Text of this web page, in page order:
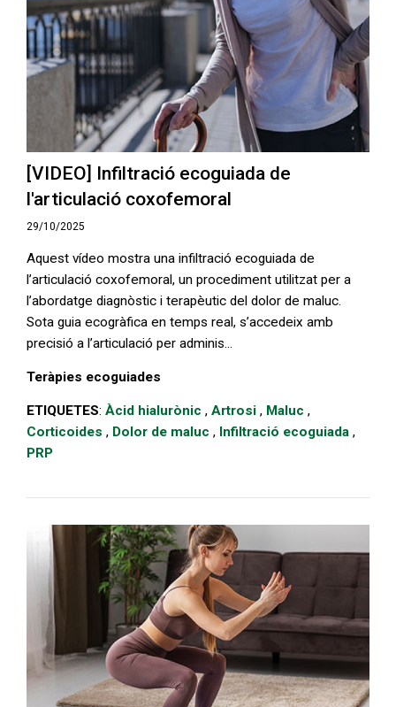
[VIDEO] Infiltració ecoguiada de
l'articulació coxofemoral
29/10/2025
Aquest vídeo mostra una infiltració ecoguiada de
l’articulació coxofemoral, un procediment utilitzat per a
l’abordatge diagnòstic i terapèutic del dolor de maluc.
Sota guia ecogràfica en temps real, s’accedeix amb
precisió a l’articulació per adminis...
Teràpies ecoguiades
ETIQUETES: Àcid hialurònic , Artrosi , Maluc ,
Corticoides , Dolor de maluc , Infiltració ecoguiada ,
PRP